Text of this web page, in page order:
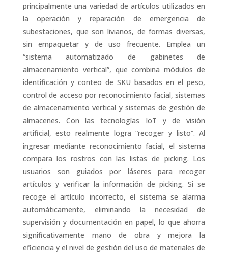
principalmente una variedad de artículos utilizados en
la operación y reparación de emergencia de
subestaciones, que son livianos, de formas diversas,
sin empaquetar y de uso frecuente. Emplea un
“sistema automatizado de gabinetes de
almacenamiento vertical”, que combina módulos de
identificación y conteo de SKU basados en el peso,
control de acceso por reconocimiento facial, sistemas
de almacenamiento vertical y sistemas de gestión de
almacenes. Con las tecnologías IoT y de visión
artificial, esto realmente logra “recoger y listo”. Al
ingresar mediante reconocimiento facial, el sistema
compara los rostros con las listas de picking. Los
usuarios son guiados por láseres para recoger
artículos y verificar la información de picking. Si se
recoge el artículo incorrecto, el sistema se alarma
automáticamente, eliminando la necesidad de
supervisión y documentación en papel, lo que ahorra
significativamente mano de obra y mejora la
eficiencia y el nivel de gestión del uso de materiales de